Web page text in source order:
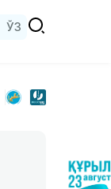
ЎЗ